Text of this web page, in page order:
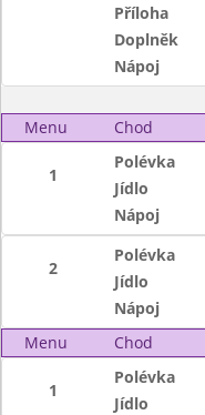
Příloha
Doplněk
Nápoj
Menu Chod
1
Polévka
Jídlo
Nápoj
2
Polévka
Jídlo
Nápoj
Menu
Chod
1
Polévka
Jídlo